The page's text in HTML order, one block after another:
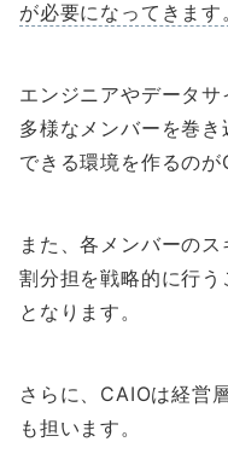
が必要になってきます
エンジニアやデータサ
多様なメンバーを巻
できる環境を作るのが
また、各メンバーの
割分担を戦略的に行
となります。
さらに、CAIOは経営
も担います。